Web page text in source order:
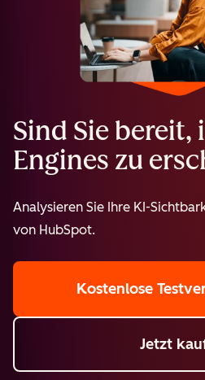
Sind Sie bereit,
Engines zu
Analysieren Sie Ihre KI-
von HubSpot.
Kostenlose
Jetzt